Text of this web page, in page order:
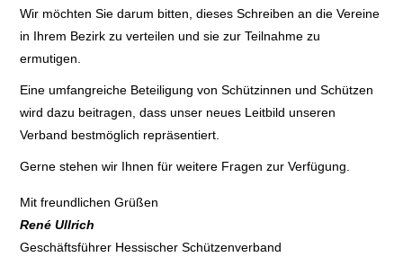
Wir möchten Sie darum bitten, dieses Schreiben an die Vereine
in Ihrem Bezirk zu verteilen und sie zur Teilnahme zu
ermutigen.
Eine umfangreiche Beteiligung von Schützinnen und Schützen
wird dazu beitragen, dass unser neues Leitbild unseren
Verband bestmöglich repräsentiert.
Gerne stehen wir Ihnen für weitere Fragen zur Verfügung.
Mit freundlichen Grüßen
René Ullrich
Geschäftsführer Hessischer Schützenverband